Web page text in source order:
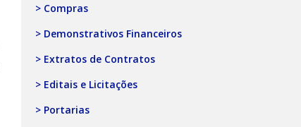
> Compras
> Demonstrativos Financeiros
> Extratos de Contratos
> Editais e Licitações
> Portarias